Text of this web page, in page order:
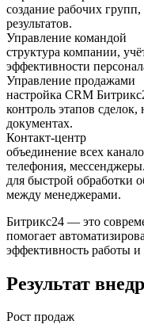
создание рабочих групп,
результатов.
Управление командой
структура компании,
эффективности
Управление продажами
настройка CRM
контроль этапов
документах.
Контакт-центр
объединение всех
телефония,
для быстрой обработки
между менеджерами.
Битрикс24 — это
помогает
эффективность работы
Результат
Рост продаж